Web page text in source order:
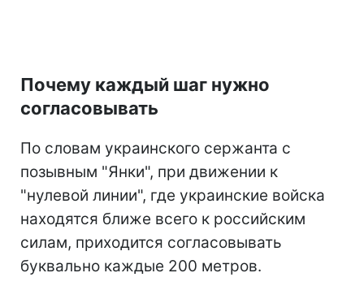
Почему каждый шаг нужно
согласовывать
По словам украинского сержанта с
позывным "Янки", при движении к
"нулевой линии", где украинские войска
находятся ближе всего к российским
силам, приходится согласовывать
буквально каждые 200 метров.